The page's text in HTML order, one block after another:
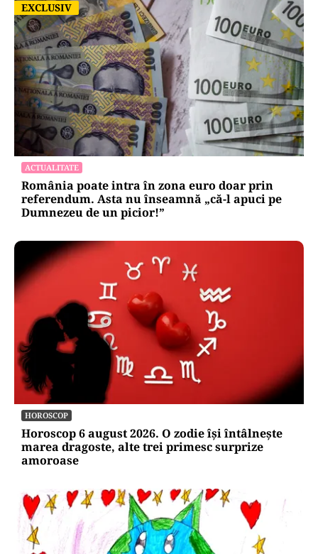
EXCLUSIV
EXCLUSIV
ACTUALITATE
România poate intra în zona euro doar prin
referendum. Asta nu înseamnă „că-l apuci pe
Dumnezeu de un picior!”
HOROSCOP
Horoscop 6 august 2026. O zodie își întâlnește
marea dragoste, alte trei primesc surprize
amoroase